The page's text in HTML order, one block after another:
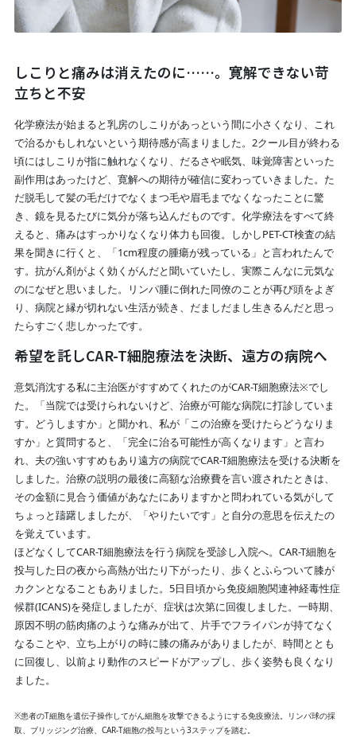
しこりと痛みは消えたのに……。寛解できない苛
立ちと不安
化学療法が始まると乳房のしこりがあっという間に小さくなり、これ
で治るかもしれないという期待感が高まりました。2クール目が終わる
頃にはしこりが指に触れなくなり、だるさや眠気、味覚障害といった
副作用はあったけど、寛解への期待が確信に変わっていきました。た
だ脱毛して髪の毛だけでなくまつ毛や眉毛までなくなったことに驚
き、鏡を見るたびに気分が落ち込んだものです。化学療法をすべて終
えると、痛みはすっかりなくなり体力も回復。しかしPET-CT検査の結
果を聞きに行くと、「1cm程度の腫瘍が残っている」と言われたんで
す。抗がん剤がよく効くがんだと聞いていたし、実際こんなに元気な
のになぜと思いました。リンパ腫に倒れた同僚のことが再び頭をよぎ
り、病院と縁が切れない生活が続き、だましだまし生きるんだと思っ
たらすごく悲しかったです。
希望を託しCAR-T細胞療法を決断、遠方の病院へ
意気消沈する私に主治医がすすめてくれたのがCAR-T細胞療法※でし
た。「当院では受けられないけど、治療が可能な病院に打診していま
す。どうしますか」と聞かれ、私が「この治療を受けたらどうなりま
すか」と質問すると、「完全に治る可能性が高くなります」と言わ
れ、夫の強いすすめもあり遠方の病院でCAR-T細胞療法を受ける決断を
しました。治療の説明の最後に高額な治療費を言い渡されたときは、
その金額に見合う価値があなたにありますかと問われている気がして
ちょっと躊躇しましたが、「やりたいです」と自分の意思を伝えたの
を覚えています。
ほどなくしてCAR-T細胞療法を行う病院を受診し入院へ。CAR-T細胞を
投与した日の夜から高熱が出たり下がったり、歩くとふらついて膝が
カクンとなることもありました。5日目頃から免疫細胞関連神経毒性症
候群(ICANS)を発症しましたが、症状は次第に回復しました。一時期、
原因不明の筋肉痛のような痛みが出て、片手でフライパンが持てなく
なることや、立ち上がりの時に膝の痛みがありましたが、時間ととも
に回復し、以前より動作のスピードがアップし、歩く姿勢も良くなり
ました。
※患者のT細胞を遺伝子操作してがん細胞を攻撃できるようにする免疫療法。リンパ球の採
取、ブリッジング治療、CAR-T細胞の投与という3ステップを踏む。